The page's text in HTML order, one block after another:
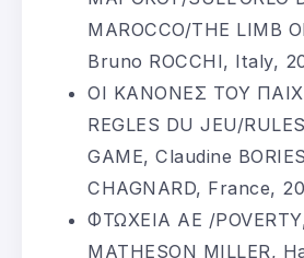
MAROCCO/THE LIMB
Bruno ROCCHI, Italy,
ΟΙ ΚΑΝΟΝΕΣ ΤΟΥ
REGLES DU JEU/
GAME, Claudine
CHAGNARD, France,
ΦΤΩΧΕΙΑ ΑΕ /
MATHESON MILLER,